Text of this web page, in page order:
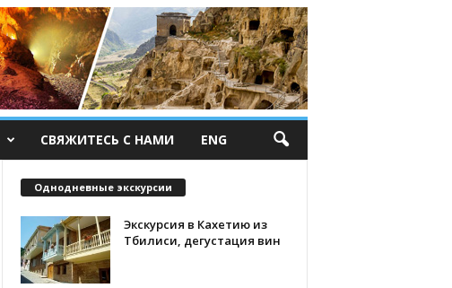
СВЯЖИТЕСЬ С НАМИ ENG
Однодневные экскурсии
Экскурсия в Кахетию из
Тбилиси, дегустация вин